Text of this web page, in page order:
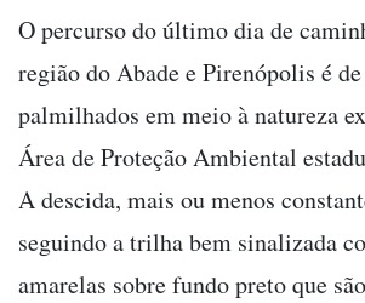
O percurso do último dia de
região do Abade e Pirenópolis é
palmilhados em meio à natureza
Área de Proteção Ambiental
A descida, mais ou menos
seguindo a trilha bem sinalizada
amarelas sobre fundo preto que